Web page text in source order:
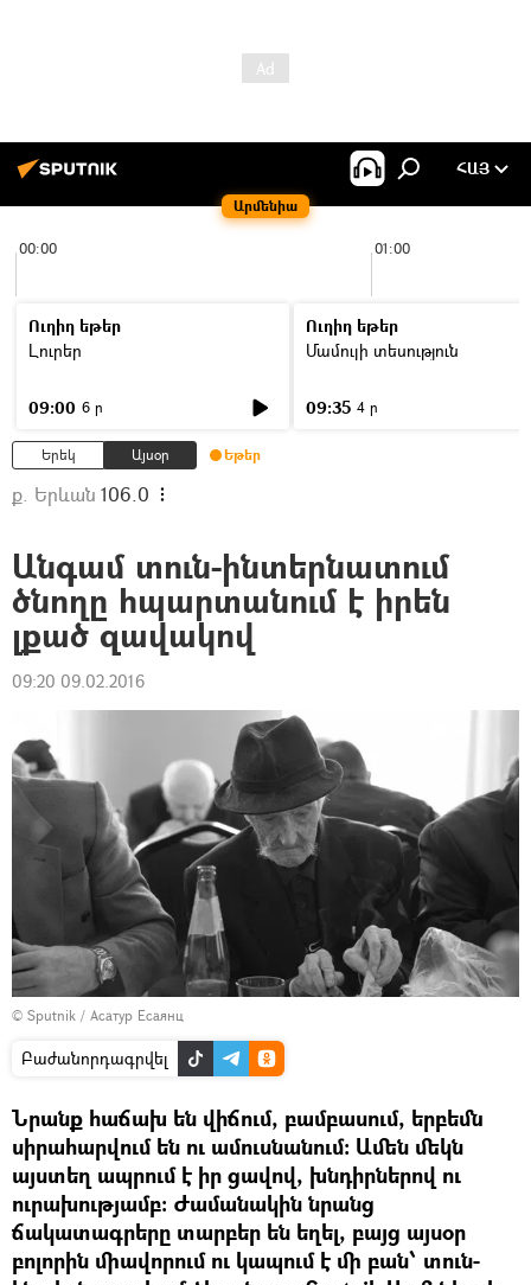
Արմենիա
ՀԱՅ
00:00 01:00
Ուղիղ եթեր
Լուրեր
09:00 6 ր
Ուղիղ եթեր
Մամուլի տեսություն
09:35 4 ր
Երեկ Այսօր Եթեր
ք. Երևան 106.0
Անգամ տուն-ինտերնատում
ծնողը հպարտանում է իրեն
լքած զավակով
09:20 09.02.2016
© Sputnik / Асатур Есаянц
Բաժանորդագրվել
Նրանք հաճախ են վիճում, բամբասում, երբեմն
սիրահարվում են ու ամուսնանում: Ամեն մեկն
այստեղ ապրում է իր ցավով, խնդիրներով ու
ուրախությամբ: Ժամանակին նրանց
ճակատագրերը տարբեր են եղել, բայց այսօր
բոլորին միավորում ու կապում է մի բան՝ տուն-